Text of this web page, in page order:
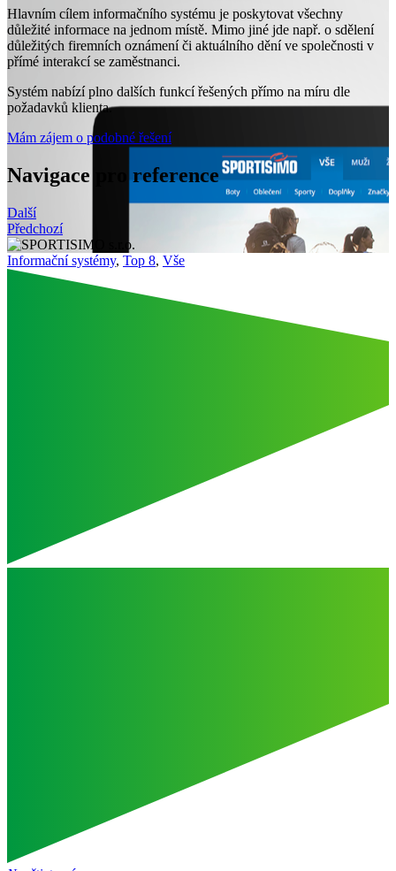
Hlavním cílem informačního systému je poskytovat všechny
důležité informace na jednom místě. Mimo jiné jde např. o sdělení
důležitých firemních oznámení či aktuálního dění ve společnosti v
přímé interakcí se zaměstnanci.
Systém nabízí plno dalších funkcí řešených přímo na míru dle
požadavků klienta.
Mám zájem o podobné řešení
Navigace pro reference
Další
Předchozí
Informační systémy, Top 8, Vše